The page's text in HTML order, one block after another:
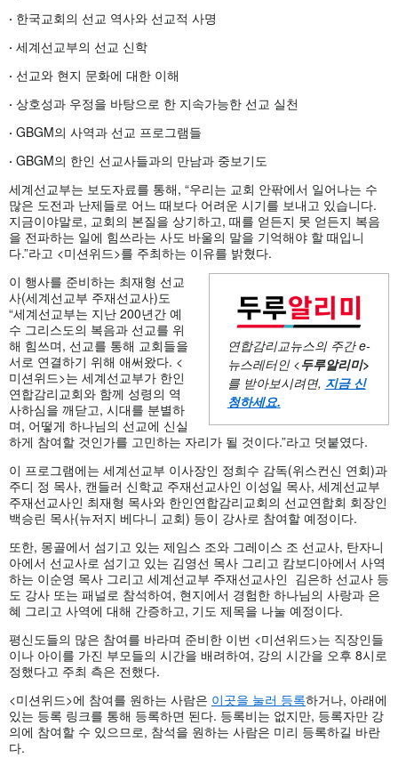
· 한국교회의 선교 역사와 선교적 사명
· 세계선교부의 선교 신학
· 선교와 현지 문화에 대한 이해
· 상호성과 우정을 바탕으로 한 지속가능한 선교 실천
· GBGM의 사역과 선교 프로그램들
· GBGM의 한인 선교사들과의 만남과 중보기도
세계선교부는 보도자료를 통해, “우리는 교회 안팎에서 일어나는 수
많은 도전과 난제들로 어느 때보다 어려운 시기를 보내고 있습니다.
지금이야말로, 교회의 본질을 상기하고, 때를 얻든지 못 얻든지 복음
을 전파하는 일에 힘쓰라는 사도 바울의 말을 기억해야 할 때입니
다.”라고 <미션위드>를 주최하는 이유를 밝혔다.
연합감리교뉴스의 주간e-
뉴스레터인 <두루알리미>
를 받아보시려면, 지금 신
청하세요.
이 행사를 준비하는 최재형 선교
사(세계선교부 주재선교사)도
“세계선교부는 지난 200년간 예
수 그리스도의 복음과 선교를 위
해 힘쓰며, 선교를 통해 교회들을
서로 연결하기 위해 애써왔다. <
미션위드>는 세계선교부가 한인
연합감리교회와 함께 성령의 역
사하심을 깨닫고, 시대를 분별하
며, 어떻게 하나님의 선교에 신실
하게 참여할 것인가를 고민하는 자리가 될 것이다.”라고 덧붙였다.
이 프로그램에는 세계선교부 이사장인 정희수 감독(위스컨신 연회)과
주디 정 목사, 캔들러 신학교 주재선교사인 이성일 목사, 세계선교부
주재선교사인 최재형 목사와 한인연합감리교회의 선교연합회 회장인
백승린 목사(뉴저지 베다니 교회) 등이 강사로 참여할 예정이다.
또한, 몽골에서 섬기고 있는 제임스 조와 그레이스 조 선교사, 탄자니
아에서 선교사로 섬기고 있는 김영선 목사 그리고 캄보디아에서 사역
하는 이순영 목사 그리고 세계선교부 주재선교사인 김은하 선교사 등
도 강사 또는 패널로 참석하여, 현지에서 경험한 하나님의 사랑과 은
혜 그리고 사역에 대해 간증하고, 기도 제목을 나눌 예정이다.
평신도들의 많은 참여를 바라며 준비한 이번 <미션위드>는 직장인들
이나 아이를 가진 부모들의 시간을 배려하여, 강의 시간을 오후 8시로
정했다고 주최 측은 전했다.
<미션위드>에 참여를 원하는 사람은 이곳을 눌러 등록하거나, 아래에
있는 등록 링크를 통해 등록하면 된다. 등록비는 없지만, 등록자만 강
의에 참여할 수 있으므로, 참석을 원하는 사람은 미리 등록하길 바란
다.